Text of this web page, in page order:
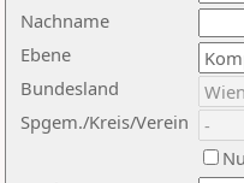
Nachname
Ebene
Bundesland
Spgem./Kreis/Verein